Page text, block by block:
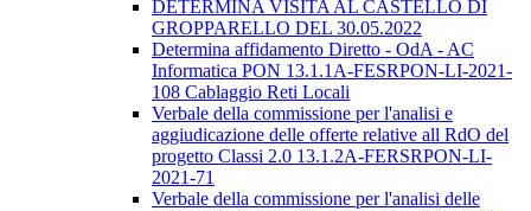
DETERMINA VISITA AL CASTELLO DI
GROPPARELLO DEL 30.05.2022
Determina affidamento Diretto - OdA - AC
Informatica PON 13.1.1A-FESRPON-LI-2021-
108 Cablaggio Reti Locali
Verbale della commissione per l'analisi e
aggiudicazione delle offerte relative all RdO del
progetto Classi 2.0 13.1.2A-FERSRPON-LI-
2021-71
Verbale della commissione per l'analisi delle